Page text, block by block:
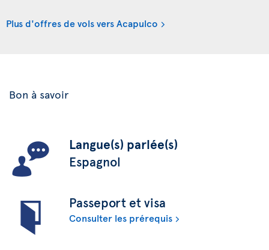
Plus d'offres de vols vers Acapulco
Bon à savoir
Langue(s) parlée(s)
Espagnol
Passeport et visa
Consulter les prérequis